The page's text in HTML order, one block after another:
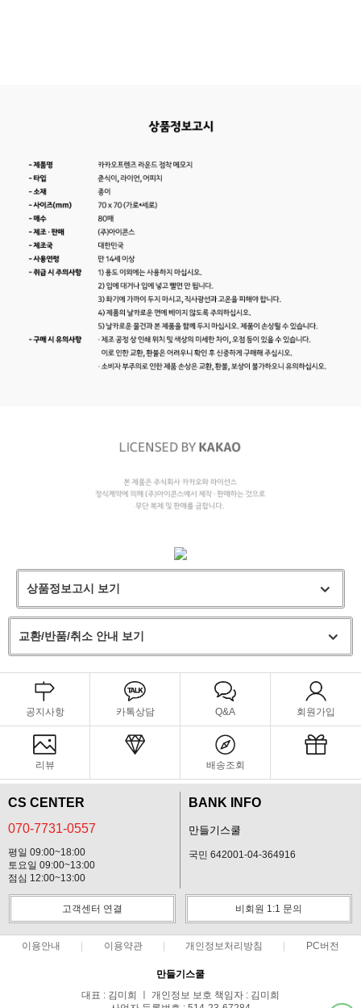
상품정보고시 보기
교환/반품/취소 안내 보기
공지사항 카톡상담 Q&A 회원가입
리뷰 배송조회
CS CENTER
070-7731-0557
평일 09:00~18:00
토요일 09:00~13:00
점심 12:00~13:00
BANK INFO
만들기스쿨
국민 642001-04-364916
고객센터 연결 비회원 1:1 문의
이용안내 이용약관 개인정보처리방침 PC버전
만들기스쿨
대표 : 김미희 ㅣ 개인정보 보호 책임자 : 김미희